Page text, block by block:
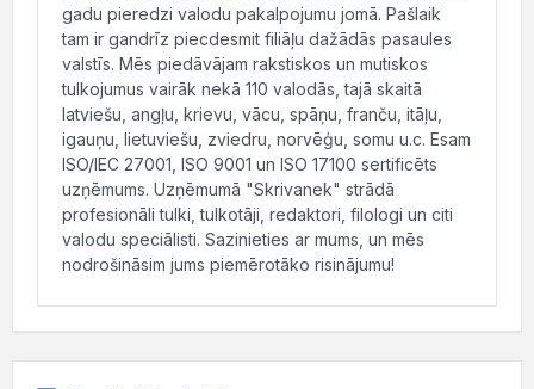
gadu pieredzi valodu pakalpojumu jomā. Pašlaik
tam ir gandrīz piecdesmit filiāļu dažādās pasaules
valstīs. Mēs piedāvājam rakstiskos un mutiskos
tulkojumus vairāk nekā 110 valodās, tajā skaitā
latviešu, angļu, krievu, vācu, spāņu, franču, itāļu,
igauņu, lietuviešu, zviedru, norvēģu, somu u.c. Esam
ISO/IEC 27001, ISO 9001 un ISO 17100 sertificēts
uzņēmums. Uzņēmumā "Skrivanek" strādā
profesionāli tulki, tulkotāji, redaktori, filologi un citi
valodu speciālisti. Sazinieties ar mums, un mēs
nodrošināsim jums piemērotāko risinājumu!